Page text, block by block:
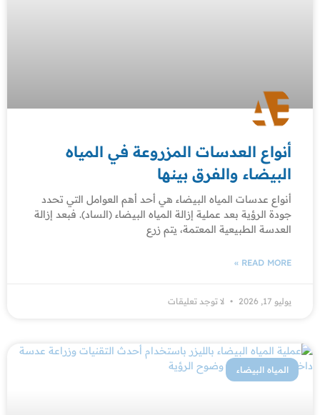
أنواع العدسات المزروعة في المياه
البيضاء والفرق بينها
أنواع عدسات المياه البيضاء هي أحد أهم العوامل التي تحدد
جودة الرؤية بعد عملية إزالة المياه البيضاء (الساد). فبعد إزالة
العدسة الطبيعية المعتمة، يتم زرع
READ MORE »
يوليو 17, 2026 لا توجد تعليقات
المياه البيضاء